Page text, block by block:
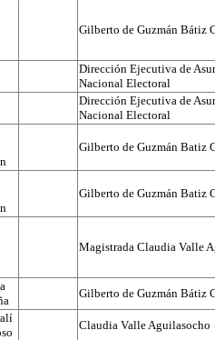
Gilberto de Guzmán Bátiz
Dirección Ejecutiva de
Nacional Electoral
Dirección Ejecutiva de
Nacional Electoral
Gilberto de Guzmán Batiz
Gilberto de Guzmán Batiz
Magistrada Claudia Valle
Gilberto de Guzmán Bátiz
Claudia Valle Aguilasocho